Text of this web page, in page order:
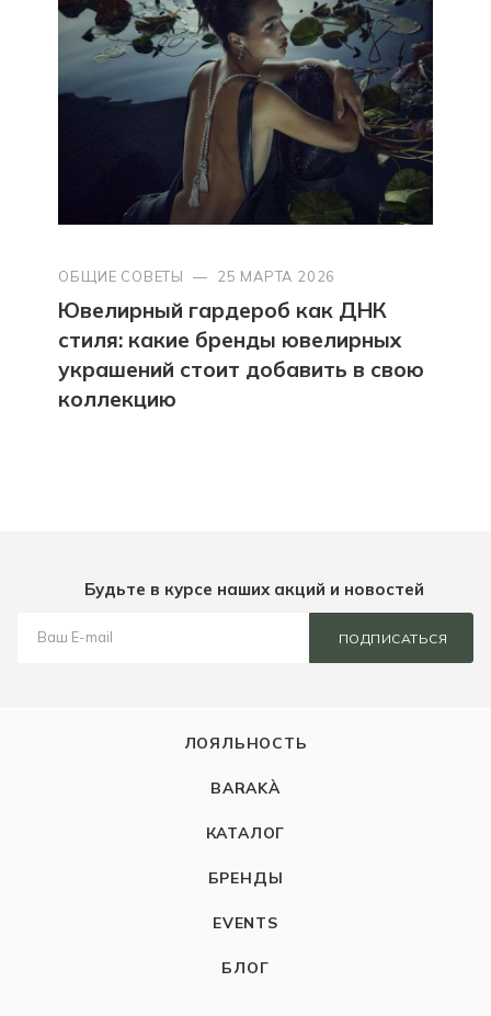
ОБЩИЕ СОВЕТЫ — 25 МАРТА 2026
Ювелирный гардероб как ДНК
стиля: какие бренды ювелирных
украшений стоит добавить в свою
коллекцию
Будьте в курсе наших акций и новостей
ПОДПИСАТЬСЯ
ЛОЯЛЬНОСТЬ
BARAKÀ
КАТАЛОГ
БРЕНДЫ
EVENTS
БЛОГ